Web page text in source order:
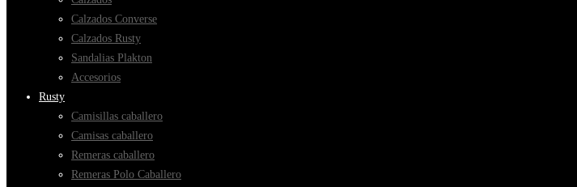
Calzados Converse
Calzados Rusty
Sandalias Plakton
Accesorios
Rusty
Camisillas caballero
Camisas caballero
Remeras caballero
Remeras Polo Caballero